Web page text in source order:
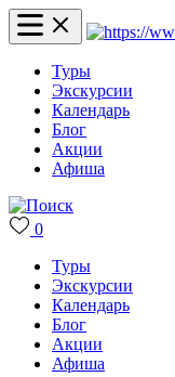
Туры
Экскурсии
Календарь
Блог
Акции
Афиша
0
Туры
Экскурсии
Календарь
Блог
Акции
Афиша